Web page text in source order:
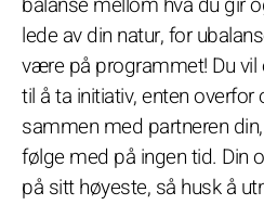
lede av din natur, for
være på programmet! Du
til å ta initiativ, enten overfor
sammen med partneren
følge med på ingen tid. Din
på sitt høyeste, så husk å